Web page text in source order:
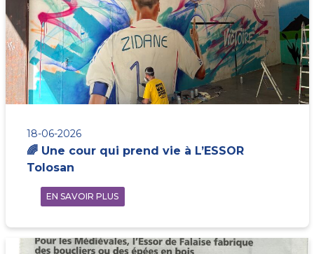
18-06-2026
🌈 Une cour qui prend vie à L’ESSOR
Tolosan
EN SAVOIR PLUS